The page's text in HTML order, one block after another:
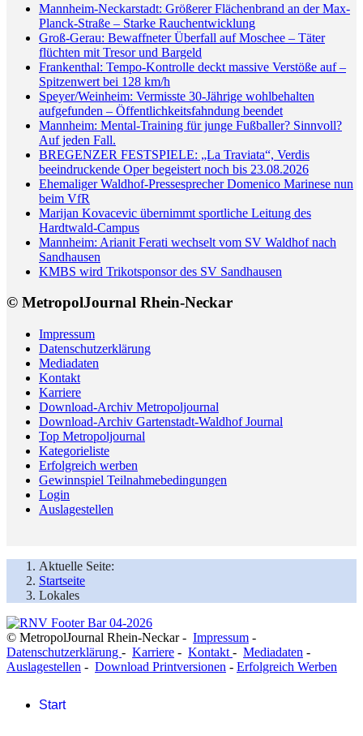
Mannheim-Neckarstadt: Größerer Flächenbrand an der Max-
Planck-Straße – Starke Rauchentwicklung
Groß-Gerau: Bewaffneter Überfall auf Moschee – Täter
flüchten mit Tresor und Bargeld
Frankenthal: Tempo-Kontrolle deckt massive Verstöße auf –
Spitzenwert bei 128 km/h
Speyer/Weinheim: Vermisste 30-Jährige wohlbehalten
aufgefunden – Öffentlichkeitsfahndung beendet
Mannheim: Mental-Training für junge Fußballer? Sinnvoll?
Auf jeden Fall.
BREGENZER FESTSPIELE: „La Traviata“, Verdis
beeindruckende Oper begeistert noch bis 23.08.2026
Ehemaliger Waldhof-Pressesprecher Domenico Marinese nun
beim VfR
Marijan Kovacevic übernimmt sportliche Leitung des
Hardtwald-Campus
Mannheim: Arianit Ferati wechselt vom SV Waldhof nach
Sandhausen
KMBS wird Trikotsponsor des SV Sandhausen
© MetropolJournal Rhein-Neckar
Impressum
Datenschutzerklärung
Mediadaten
Kontakt
Karriere
Download-Archiv Metropoljournal
Download-Archiv Gartenstadt-Waldhof Journal
Top Metropoljournal
Kategorieliste
Erfolgreich werben
Gewinnspiel Teilnahmebedingungen
Login
Auslagestellen
Aktuelle Seite:
Startseite
Lokales
© MetropolJournal Rhein-Neckar - Impressum -
Datenschutzerklärung - Karriere - Kontakt - Mediadaten -
Auslagestellen - Download Printversionen - Erfolgreich Werben
Start